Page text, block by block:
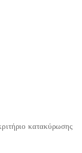
κατακύρωσης